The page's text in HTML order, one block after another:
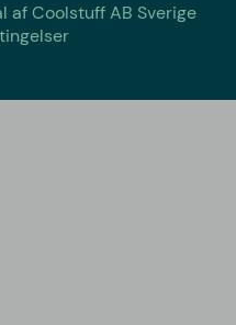
af Coolstuff AB Sverige